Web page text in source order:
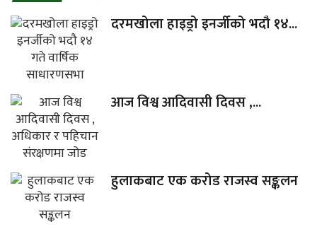
दरमखोला हाइड्रो इनर्जीको भदौ १४...
आज विश्व आदिवासी दिवस ,...
हुलाकबाट एक करोड राजस्व सङ्कलन